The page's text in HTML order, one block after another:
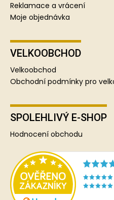
Reklamace a vrácení
Moje objednávka
VELKOOBCHOD
Velkoobchod
Obchodní podmínky pro
SPOLEHLIVÝ E-SHOP
Hodnocení obchodu